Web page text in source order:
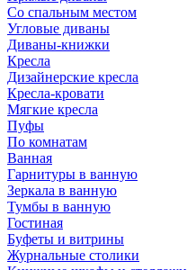
Со спальным местом
Угловые диваны
Диваны-книжки
Кресла
Дизайнерские кресла
Кресла-кровати
Мягкие кресла
Пуфы
По комнатам
Ванная
Гарнитуры в ванную
Зеркала в ванную
Тумбы в ванную
Гостиная
Буфеты и витрины
Журнальные столики